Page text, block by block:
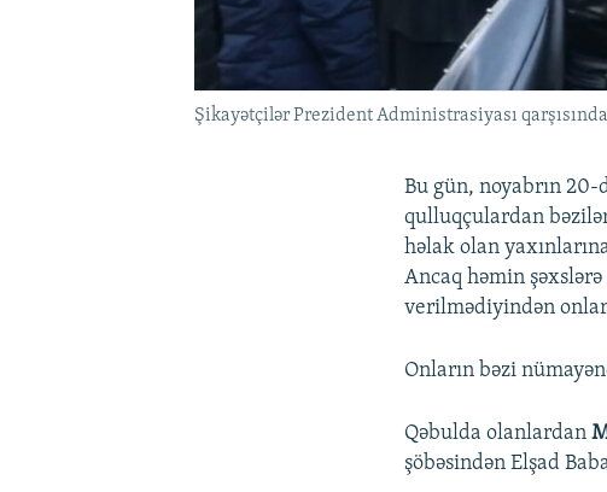
Şikayətçilər Prezident Administrasiyası
Bu gün, noyabrın
qulluqçulardan
həlak olan
Ancaq həmin
verilmədiyindən
Onların bəzi
Qəbulda olanlardan
şöbəsindən Elşad